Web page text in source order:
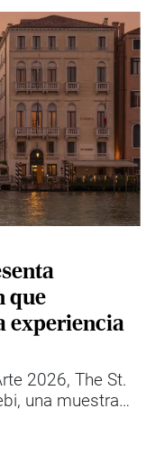
que
experiencia
2026, The St.
una muestra
al histórico